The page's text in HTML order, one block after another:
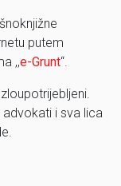
putem
,,e-Grunt“.
i sva lica